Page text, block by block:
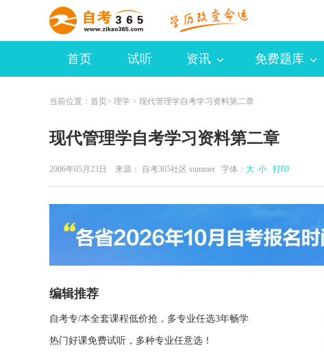
首页 试听 资讯 免费题库
当前位置： 首页> 理学 > 现代管理学自考学习资料第二章
现代管理学自考学习资料第二章
2006年05月23日 来源： 自考365社区 summer 字体： 大 小 打印
编辑推荐
自考专/本全套课程低价抢，多专业任选3年畅学
热门好课免费试听，多种专业任意选！